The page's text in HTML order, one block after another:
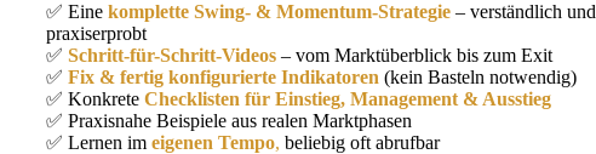
✅ Eine komplette Swing- & Momentum-Strategie – verständlich und
praxiserprobt
✅ Schritt-für-Schritt-Videos – vom Marktüberblick bis zum Exit
✅ Fix & fertig konfigurierte Indikatoren (kein Basteln notwendig)
✅ Konkrete Checklisten für Einstieg, Management & Ausstieg
✅ Praxisnahe Beispiele aus realen Marktphasen
✅ Lernen im eigenen Tempo, beliebig oft abrufbar